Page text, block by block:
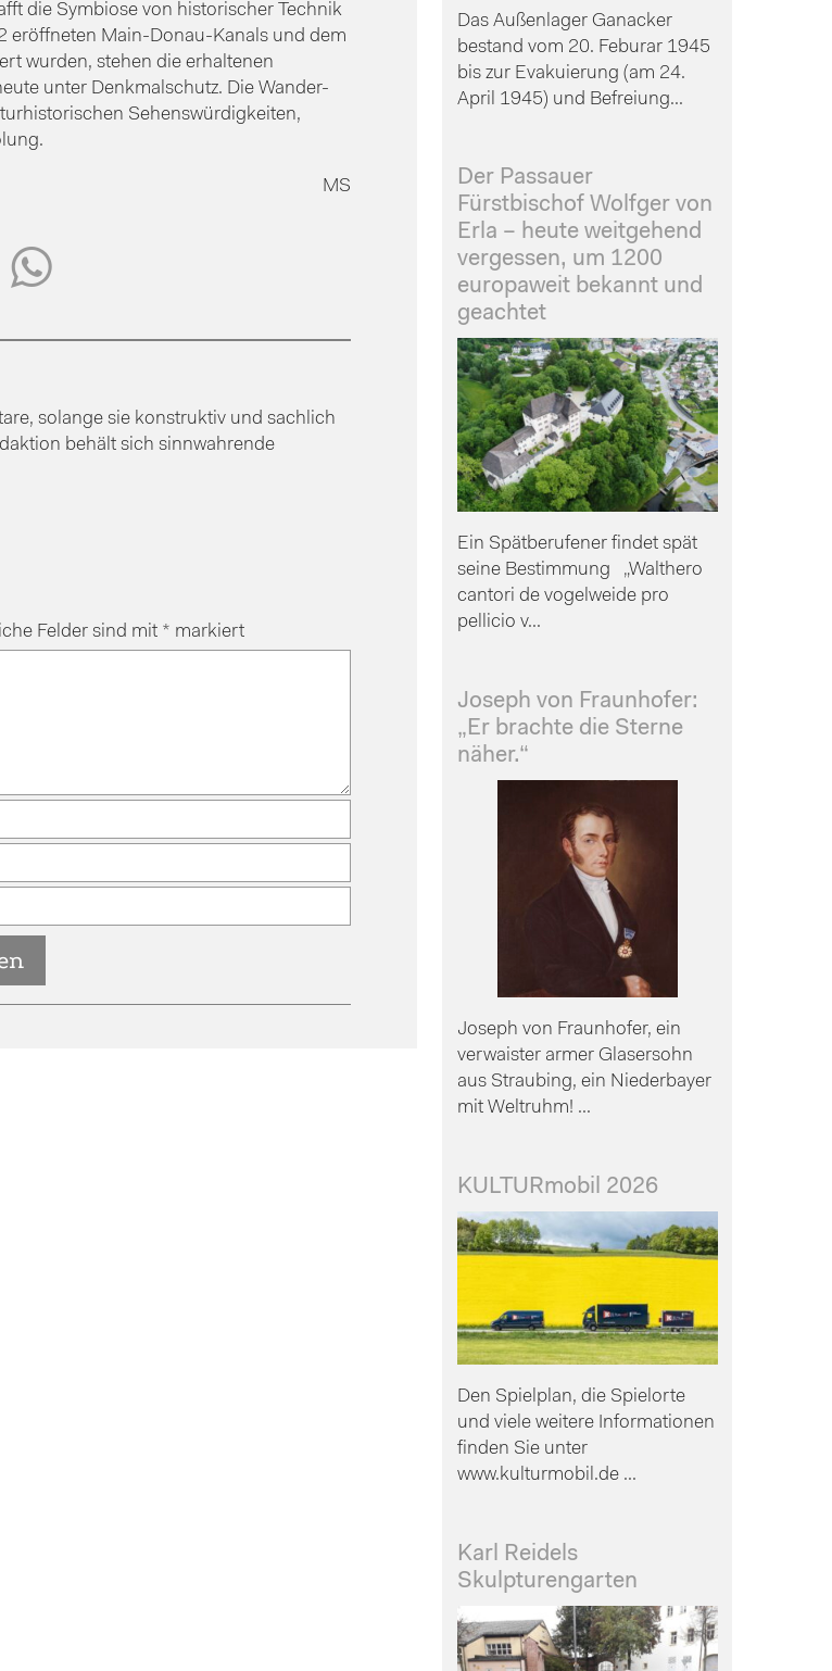
die Symbiose von historischer Technik
eröffneten Main-Donau-Kanals und dem
wurden, stehen die erhaltenen
unter Denkmalschutz. Die Wander-
Sehenswürdigkeiten,
MS

solange sie konstruktiv und sachlich
behält sich sinnwahrende
Felder sind mit * markiert
Das Außenlager Ganacker
bestand vom 20. Feburar 1945
bis zur Evakuierung (am 24.
April 1945) und Befreiung...
Der Passauer
Fürstbischof Wolfger von
Erla – heute weitgehend
vergessen, um 1200
europaweit bekannt und
geachtet
Ein Spätberufener findet spät
seine Bestimmung „Walthero
cantori de vogelweide pro
pellicio v...
Joseph von Fraunhofer:
„Er brachte die Sterne
näher.“
Joseph von Fraunhofer, ein
verwaister armer Glasersohn
aus Straubing, ein Niederbayer
mit Weltruhm! ...
KULTURmobil 2026
Den Spielplan, die Spielorte
und viele weitere Informationen
finden Sie unter
www.kulturmobil.de ...
Karl Reidels
Skulpturengarten